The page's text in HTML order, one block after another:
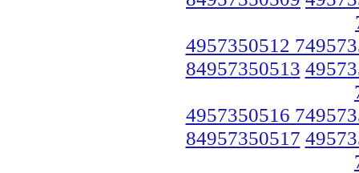
4957350512
84957350513
4957350516
84957350517